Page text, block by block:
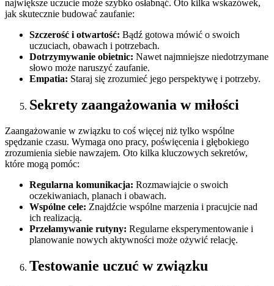
największe uczucie może szybko osłabnąć. Oto kilka wskazówek,
jak skutecznie budować zaufanie:
Szczerość i otwartość: Bądź gotowa mówić o swoich
uczuciach, obawach i potrzebach.
Dotrzymywanie obietnic: Nawet najmniejsze niedotrzymane
słowo może naruszyć zaufanie.
Empatia: Staraj się zrozumieć jego perspektywę i potrzeby.
Sekrety zaangażowania w miłości
Zaangażowanie w związku to coś więcej niż tylko wspólne
spędzanie czasu. Wymaga ono pracy, poświęcenia i głębokiego
zrozumienia siebie nawzajem. Oto kilka kluczowych sekretów,
które mogą pomóc:
Regularna komunikacja: Rozmawiajcie o swoich
oczekiwaniach, planach i obawach.
Wspólne cele: Znajdźcie wspólne marzenia i pracujcie nad
ich realizacją.
Przełamywanie rutyny: Regularne eksperymentowanie i
planowanie nowych aktywności może ożywić relację.
Testowanie uczuć w związku